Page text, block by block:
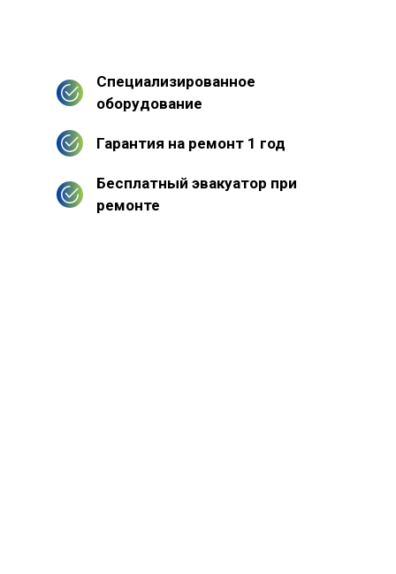
Специализированное
оборудование
Гарантия на ремонт 1 год
Бесплатный эвакуатор при
ремонте